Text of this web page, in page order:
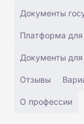
Документы
Платформа для
Документы для
Отзывы
О профессии